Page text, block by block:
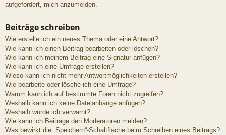
aufgefordert, mich anzumelden.
Beiträge schreiben
Wie erstelle ich ein neues Thema oder eine Antwort?
Wie kann ich einen Beitrag bearbeiten oder löschen?
Wie kann ich meinem Beitrag eine Signatur anfügen?
Wie kann ich eine Umfrage erstellen?
Wieso kann ich nicht mehr Antwortmöglichkeiten erstellen?
Wie bearbeite oder lösche ich eine Umfrage?
Warum kann ich auf bestimmte Foren nicht zugreifen?
Weshalb kann ich keine Dateianhänge anfügen?
Weshalb wurde ich verwarnt?
Wie kann ich Beiträge den Moderatoren melden?
Was bewirkt die „Speichern“-Schaltfläche beim Schreiben eines Beitrags?